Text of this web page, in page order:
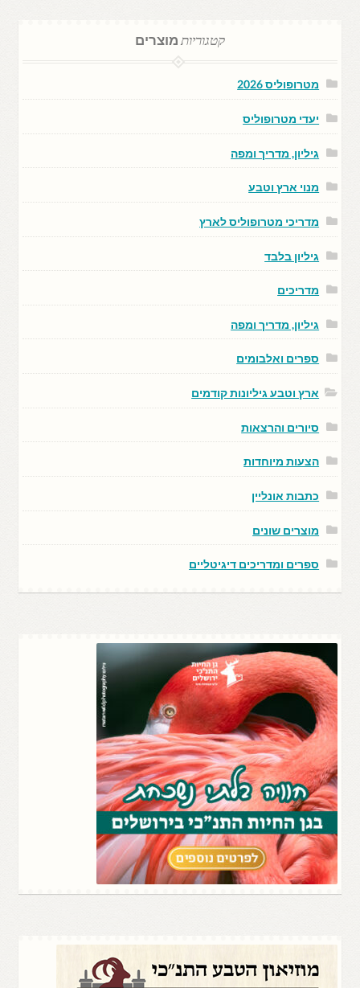
קטגוריותמוצרים
מטרופוליס 2026
יעדי מטרופוליס
גיליון, מדריך ומפה
מנוי ארץ וטבע
מדריכי מטרופוליס לארץ
גיליון בלבד
מדריכים
גיליון, מדריך ומפה
ספרים ואלבומים
ארץ וטבע גיליונות קודמים
סיורים והרצאות
הצעות מיוחדות
כתבות אונליין
מוצרים שונים
ספרים ומדריכים דיגיטליים